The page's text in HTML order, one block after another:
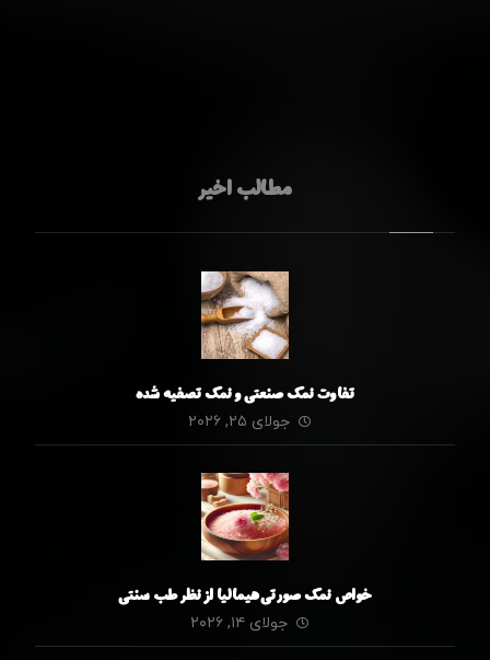
مطالب اخیر
تفاوت نمک صنعتی و نمک تصفیه شده
جولای ۲۵, ۲۰۲۶
خواص نمک صورتی هیمالیا از نظر طب سنتی
جولای ۱۴, ۲۰۲۶